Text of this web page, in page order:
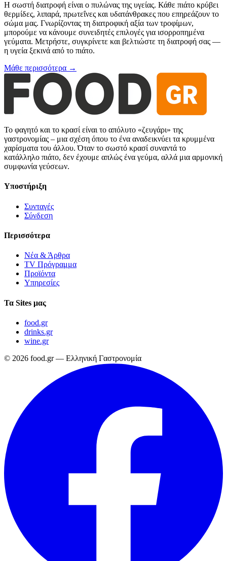
Η σωστή διατροφή είναι ο πυλώνας της υγείας. Κάθε πιάτο κρύβει
θερμίδες, λιπαρά, πρωτεΐνες και υδατάνθρακες που επηρεάζουν το
σώμα μας. Γνωρίζοντας τη διατροφική αξία των τροφίμων,
μπορούμε να κάνουμε συνειδητές επιλογές για ισορροπημένα
γεύματα. Μετρήστε, συγκρίνετε και βελτιώστε τη διατροφή σας —
η υγεία ξεκινά από το πιάτο.
Μάθε περισσότερα →
Το φαγητό και το κρασί είναι το απόλυτο «ζευγάρι» της
γαστρονομίας – μια σχέση όπου το ένα αναδεικνύει τα κρυμμένα
χαρίσματα του άλλου. Όταν το σωστό κρασί συναντά το
κατάλληλο πιάτο, δεν έχουμε απλώς ένα γεύμα, αλλά μια αρμονική
συμφωνία γεύσεων.
Υποστήριξη
Συνταγές
Σύνδεση
Περισσότερα
Νέα & Άρθρα
TV Πρόγραμμα
Προϊόντα
Υπηρεσίες
Τα Sites μας
food.gr
drinks.gr
wine.gr
© 2026 food.gr — Ελληνική Γαστρονομία